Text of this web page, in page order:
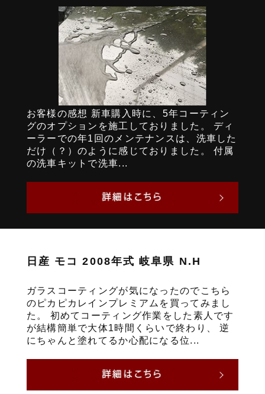
お客様の感想 新車購入時に、5年コーティン
グのオプションを施工しておりました。 ディ
ーラーでの年1回のメンテナンスは、洗車した
だけ（？）のように感じておりました。 付属
の洗車キットで洗車...
日産 モコ 2008年式 岐阜県 N.H
ガラスコーティングが気になったのでこちら
のピカピカレインプレミアムを買ってみまし
た。 初めてコーティング作業をした素人です
が結構簡単で大体1時間くらいで終わり、 逆
にちゃんと塗れてるか心配になる位...